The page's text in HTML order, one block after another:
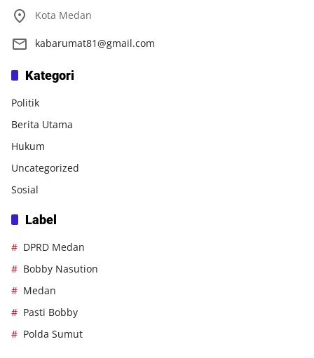
Kota Medan
kabarumat81@gmail.com
Kategori
Politik
Berita Utama
Hukum
Uncategorized
Sosial
Label
DPRD Medan
Bobby Nasution
Medan
Pasti Bobby
Polda Sumut